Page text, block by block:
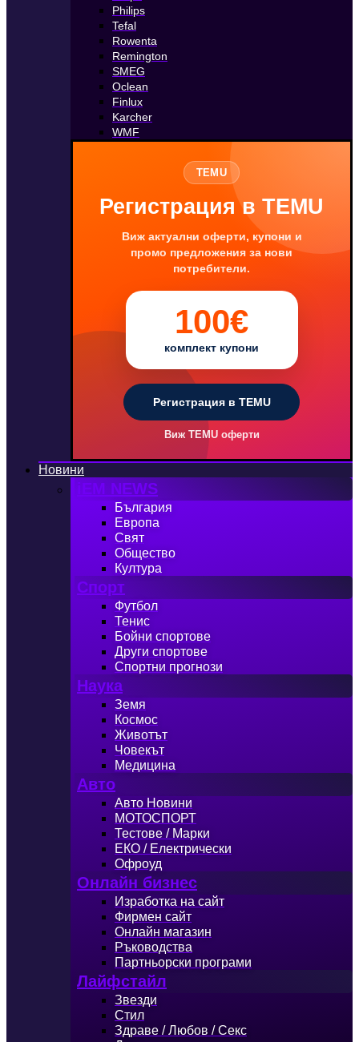
Philips
Tefal
Rowenta
Remington
SMEG
Oclean
Finlux
Karcher
WMF
TEMU
Регистрация в TEMU
Виж актуални оферти, купони и
промо предложения за нови
потребители.
100€
комплект купони
Регистрация в TEMU
Виж TEMU оферти
Новини
iEM NEWS
България
Европа
Свят
Общество
Култура
Спорт
Футбол
Тенис
Бойни спортове
Други спортове
Спортни прогнози
Наука
Земя
Космос
Животът
Човекът
Медицина
Авто
Авто Новини
МОТОСПОРТ
Тестове / Марки
ЕКО / Електрически
Офроуд
Онлайн бизнес
Изработка на сайт
Фирмен сайт
Онлайн магазин
Ръководства
Партньорски програми
Лайфстайл
Звезди
Стил
Здраве / Любов / Секс